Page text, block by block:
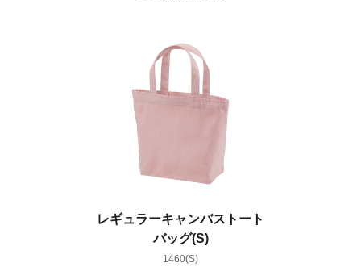
レギュラーキャンバストート
バッグ(S)
1460(S)